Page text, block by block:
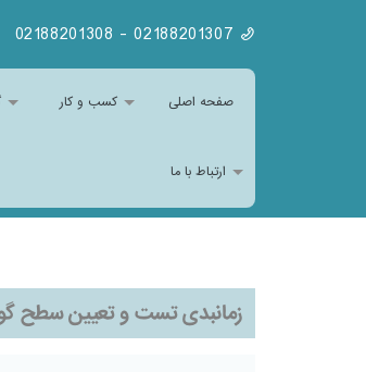
صفحه اصلی کسب و کار
ارتباط با ما
زمانبدی تست و تعیین سطح گویندگی و